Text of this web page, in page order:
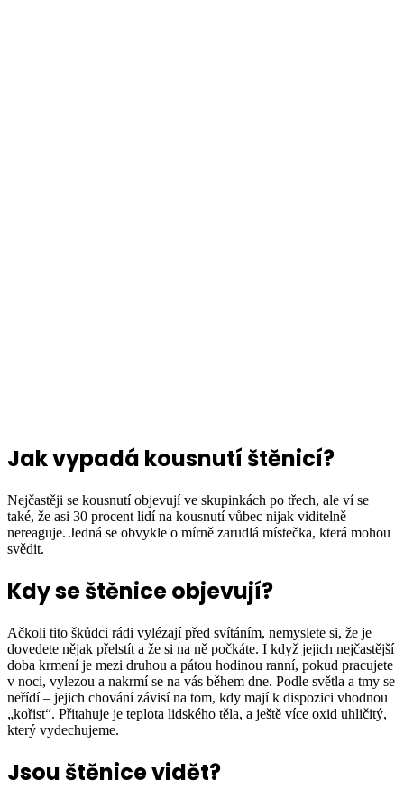
Jak vypadá kousnutí štěnicí?
Nejčastěji se kousnutí objevují ve skupinkách po třech, ale ví se
také, že asi 30 procent lidí na kousnutí vůbec nijak viditelně
nereaguje. Jedná se obvykle o mírně zarudlá místečka, která mohou
svědit.
Kdy se štěnice objevují?
Ačkoli tito škůdci rádi vylézají před svítáním, nemyslete si, že je
dovedete nějak přelstít a že si na ně počkáte. I když jejich nejčastější
doba krmení je mezi druhou a pátou hodinou ranní, pokud pracujete
v noci, vylezou a nakrmí se na vás během dne. Podle světla a tmy se
neřídí – jejich chování závisí na tom, kdy mají k dispozici vhodnou
„kořist“. Přitahuje je teplota lidského těla, a ještě více oxid uhličitý,
který vydechujeme.
Jsou štěnice vidět?